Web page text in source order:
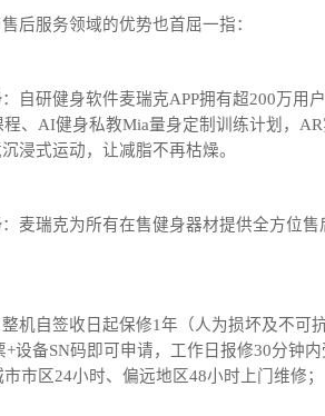
后服务领域的优势也首屈一指：
：自研健身软件麦瑞克APP拥有超200万用
、AI健身私教Mia量身定制训练计划，
浸式运动，让减脂不再枯燥。
：麦瑞克为所有在售健身器材提供全方位售
机自签收日起保修1年（人为损坏及不可
+设备SN码即可申请，工作日报修30分钟内
市区24小时、偏远地区48小时上门维修；